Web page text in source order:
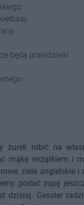
będą prawdziwki
żurek robić na
mąkę wrzątkiem i
ziele angielskie
podać zupę
dzisiaj. Gessler